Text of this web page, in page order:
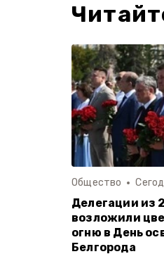
Общество
Делегации из
возложили
огню в День
Белгорода